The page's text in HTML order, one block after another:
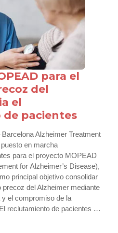
para el
del
el
pacientes
Alzheimer Treatment
en marcha
para el proyecto MOPEAD
for Alzheimer’s Disease),
principal objetivo consolidar
del Alzheimer mediante
el compromiso de la
reclutamiento de pacientes …